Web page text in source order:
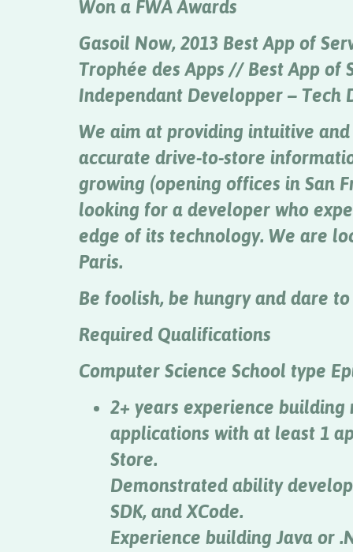
Won a FWA Awards
Gasoil Now, 2013 Best App of
Trophée des Apps // Best App of
Independant Developper – Tech
We aim at providing intuitive
accurate drive-to-store
growing (opening offices in San
looking for a developer who
edge of its technology. We are
Paris.
Be foolish, be hungry and dare
Required Qualifications
Computer Science School type
2+ years experience building
applications with at least 1
Store.
Demonstrated ability
SDK, and XCode.
Experience building Java or